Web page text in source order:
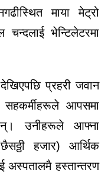
माया मेट्रो
चन्दलाई भेन्टिलेटरमा
प्रहरी जवान
आपसमा
उनीहरूले आफ्ना
हजार) आर्थिक
अस्पतालमै हस्तान्तरण